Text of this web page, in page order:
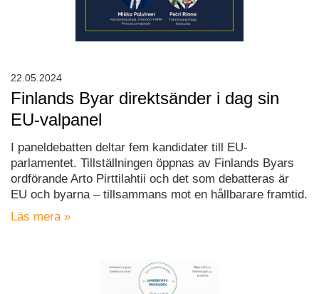
Finlands Byar direktsänder i dag sin
EU-valpanel
I paneldebatten deltar fem kandidater till EU-
parlamentet. Tillställningen öppnas av Finlands Byars
ordförande Arto Pirttilahtii och det som debatteras är
EU och byarna – tillsammans mot en hållbarare framtid.
Läs mera »
22.05.2024